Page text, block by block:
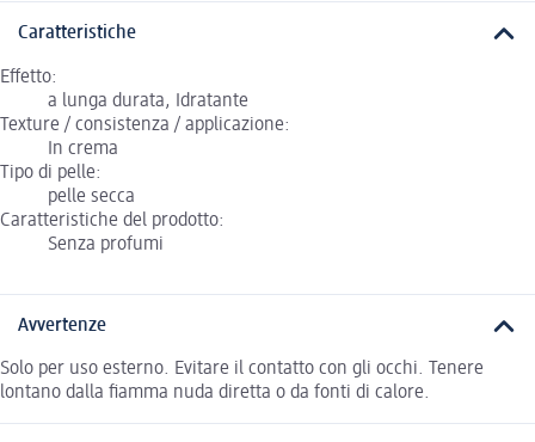
Caratteristiche
Effetto:
a lunga durata, Idratante
Texture / consistenza / applicazione:
In crema
Tipo di pelle:
pelle secca
Caratteristiche del prodotto:
Senza profumi
Avvertenze
Solo per uso esterno. Evitare il contatto con gli occhi. Tenere
lontano dalla fiamma nuda diretta o da fonti di calore.